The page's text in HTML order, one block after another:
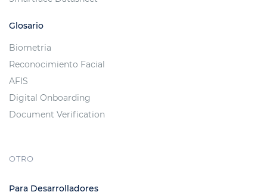
Glosario
Biometria
Reconocimiento Facial
AFIS
Digital Onboarding
Document Verification
OTRO
Para Desarrolladores